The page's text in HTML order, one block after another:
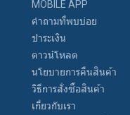
MOBILE APP
คำถามที่พบบ่อย
ชำระเงิน
ดาวน์โหลด
นโยบายการคืนสินค้า
วิธีการสั่งซื้อสินค้า
เกี่ยวกับเรา